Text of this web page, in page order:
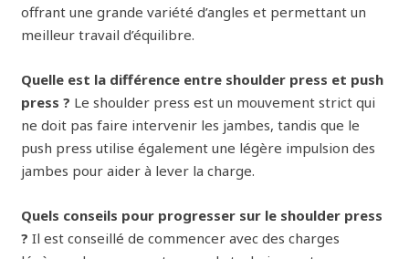
offrant une grande variété d’angles et permettant un
meilleur travail d’équilibre.
Quelle est la différence entre shoulder press et push
press ? Le shoulder press est un mouvement strict qui
ne doit pas faire intervenir les jambes, tandis que le
push press utilise également une légère impulsion des
jambes pour aider à lever la charge.
Quels conseils pour progresser sur le shoulder press
? Il est conseillé de commencer avec des charges